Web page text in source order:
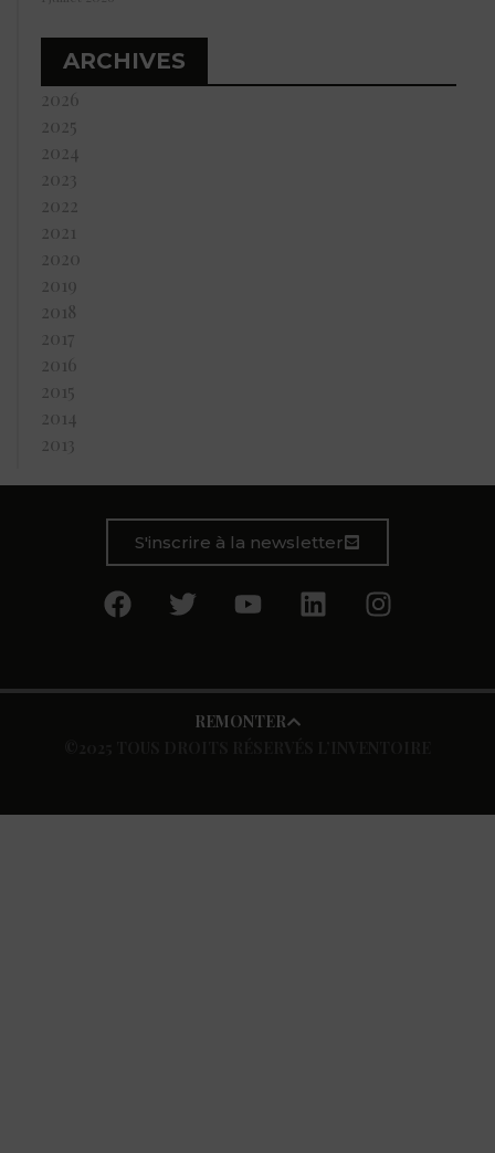
ARCHIVES
2026
2025
2024
2023
2022
2021
2020
2019
2018
2017
2016
2015
2014
2013
S'inscrire à la newsletter
REMONTER